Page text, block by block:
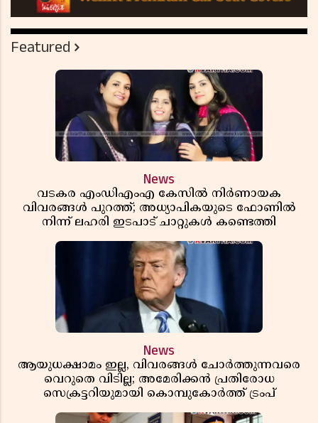
Featured
News
വടകര എംഡിഎംഎ കേസിൽ നിർണായക
വിവരങ്ങൾ പുറത്ത്; അധ്യാപികയുടെ ഫോണിൽ
നിന്ന് ലഹരി ഇടപാട് ചാറ്റുകൾ കണ്ടെത്തി
News
ആയുധക്ഷാമം ഇല്ല, വിവരങ്ങൾ ചോർത്തുന്നവരെ
വെറുതെ വിടില്ല; അമേരിക്കൻ പ്രതിരോധ
സെക്രട്ടറിയുമായി കൊമ്പുകോർത്ത് ട്രംപ്